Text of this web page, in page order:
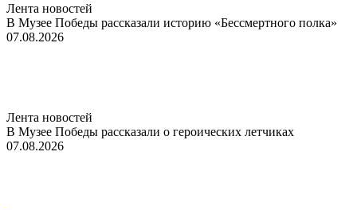
Лента новостей
В Музее Победы рассказали историю «Бессмертного полка»
07.08.2026
Лента новостей
В Музее Победы рассказали о героических летчиках
07.08.2026